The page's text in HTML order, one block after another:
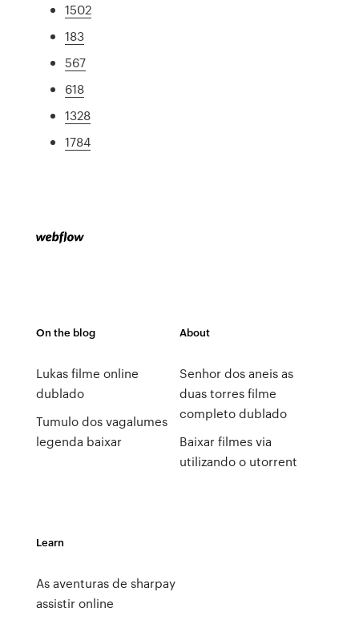
1502
183
567
618
1328
1784
On the blog
Lukas filme online
dublado
Tumulo dos vagalumes
legenda baixar
About
Senhor dos aneis as
duas torres filme
completo dublado
Baixar filmes via
utilizando o utorrent
Learn
As aventuras de sharpay
assistir online